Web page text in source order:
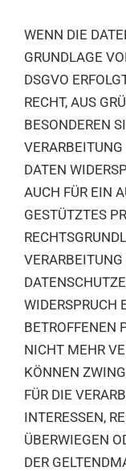
WENN DIE
GRUNDLAGE
DSGVO
RECHT, AUS
BESONDEREN
DATEN
AUCH FÜR EIN
GESTÜTZTES
WIDERSPRUCH
BETROFFENEN
NICHT MEHR
KÖNNEN
FÜR DIE
INTERESSEN,
ÜBERWIEGEN
DER